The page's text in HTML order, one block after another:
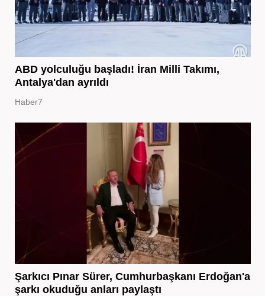
ABD yolculuğu başladı! İran Milli Takımı,
Antalya'dan ayrıldı
Haber7
Şarkıcı Pınar Sürer, Cumhurbaşkanı Erdoğan'a
şarkı okuduğu anları paylaştı